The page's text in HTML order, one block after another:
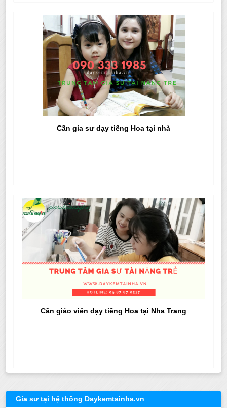
Cần gia sư dạy tiếng Hoa tại nhà
Cần giáo viên dạy tiếng Hoa tại Nha Trang
Gia sư tại hệ thống Daykemtainha.vn